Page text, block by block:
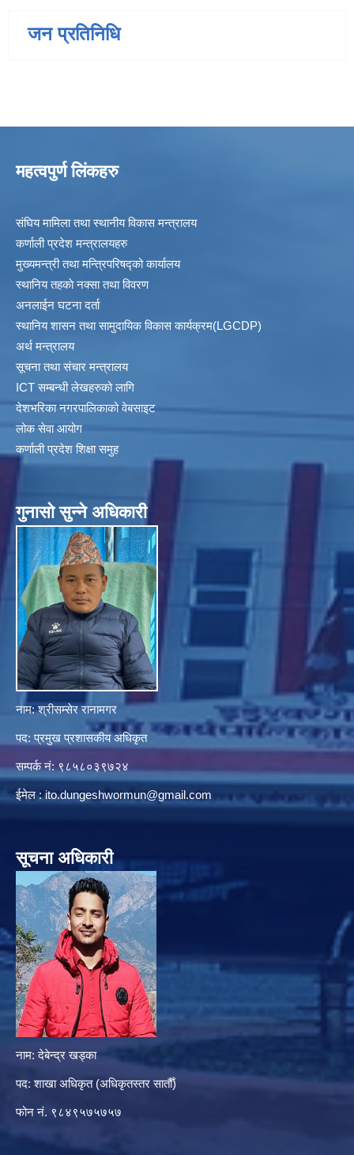
जन प्रतिनिधि
महत्वपुर्ण लिंकहरु
संघिय मामिला तथा स्थानीय विकास मन्त्रालय
कर्णाली प्रदेश मन्त्रालयहरु
मुख्यमन्त्री तथा मन्त्रिपरिषद्को कार्यालय
स्थानिय तहकाे नक्सा तथा विवरण
अनलाईन घटना दर्ता
स्थानिय शासन तथा सामुदायिक विकास कार्यक्रम(LGCDP)
अर्थ मन्त्रालय
सूचना तथा संचार मन्त्रालय
ICT सम्बन्धी लेखहरुको लागि
देशभरिका नगरपालिकाको वेबसाइट
लोक सेवा आयोग
कर्णाली प्रदेश शिक्षा समुह
गुनासाे सुन्ने अधिकारी
नाम: श्रीसम्सेर रानामगर
पद: प्रमुख प्रशासकीय अधिकृत
सम्पर्क नं: ९८५८०३९७२४
ईमेल :ito.dungeshwormun@gmail.com
सूचना अधिकारी
नाम: देबेन्द्र खड्का
पद: शाखा अधिकृत (अधिकृतस्तर सातौँ)
फोन नं. ९८४९५७५७५७